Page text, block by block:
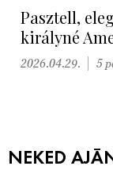
Pasztell,
királyné
2026.04.29. 5
NEKED